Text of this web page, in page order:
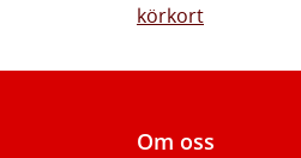
körkort
Om oss